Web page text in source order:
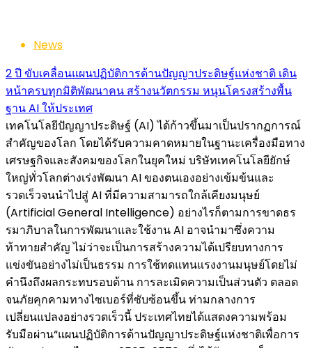
News
2 ปี ขับเคลื่อนแผนปฏิบัติการด้านปัญญาประดิษฐ์แห่งชาติ เดิน
หน้าครบทุกมิติพัฒนาคน สร้างนวัตกรรม หนุนโครงสร้างพื้น
ฐาน AI ให้ประเทศ
เทคโนโลยีปัญญาประดิษฐ์ (AI) ได้ก้าวขึ้นมาเป็นปรากฏการณ์
สำคัญของโลก โดยได้รับความคาดหมายในฐานะเครื่องมือทาง
เศรษฐกิจและสังคมของโลกในยุคใหม่ บริษัทเทคโนโลยียักษ์
ใหญ่ทั่วโลกต่างเร่งพัฒนา AI ของตนเองอย่างเข้มข้นและ
รวดเร็วจนนำไปสู่ AI ที่มีความสามารถใกล้เคียงมนุษย์
(Artificial General Intelligence) อย่างไรก็ตามการขาดธร
รมาภิบาลในการพัฒนาและใช้งาน AI อาจนำมาซึ่งความ
ท้าทายสำคัญ ไม่ว่าจะเป็นการสร้างความได้เปรียบทางการ
แข่งขันอย่างไม่เป็นธรรม การใช้ทดแทนแรงงานมนุษย์โดยไม่
คำนึงถึงผลกระทบรอบด้าน การละเมิดความเป็นส่วนตัว ตลอด
จนภัยคุกคามทางไซเบอร์ที่ซับซ้อนขึ้น ท่ามกลางการ
เปลี่ยนแปลงอย่างรวดเร็วนี้ ประเทศไทยได้แสดงความพร้อม
รับมือผ่าน“แผนปฏิบัติการด้านปัญญาประดิษฐ์แห่งชาติเพื่อการ